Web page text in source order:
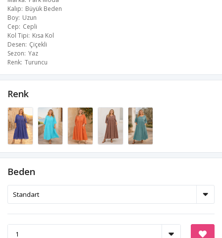
Kalıp Büyük Beden
Boy Uzun
Cep Cepli
Kol Tipi Kısa Kol
Desen Çiçekli
Sezon Yaz
Renk Turuncu
Renk
Beden